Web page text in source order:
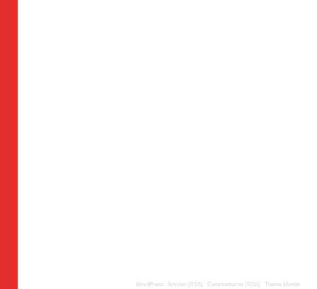
WordPress Articles (RSS) Commentaires (RSS) Thème Mimbo